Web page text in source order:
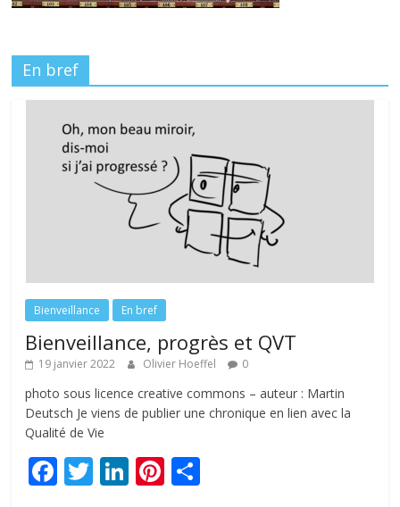
En bref
Bienveillance En bref
Bienveillance, progrès et QVT
19 janvier 2022 Olivier Hoeffel 0
photo sous licence creative commons – auteur : Martin
Deutsch Je viens de publier une chronique en lien avec la
Qualité de Vie
F T Li Pi